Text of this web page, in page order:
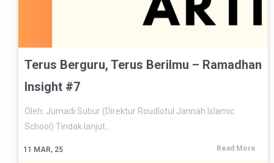
Terus Berguru, Terus Berilmu – Ramadhan
Insight #7
11 MAR, 25
Oleh: Jumadi Subur (Direktur Roudlotul Jannah Islamic
School) Tindak lanjut…
Read More